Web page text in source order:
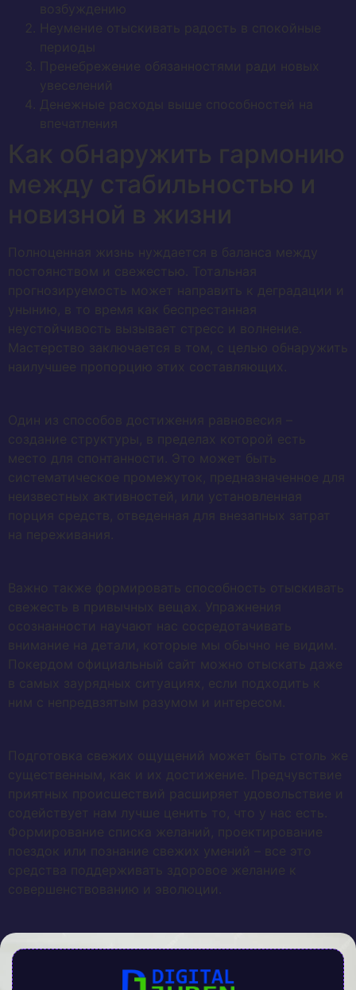
возбуждению
Неумение отыскивать радость в спокойные
периоды
Пренебрежение обязанностями ради новых
увеселений
Денежные расходы выше способностей на
впечатления
Как обнаружить гармонию
между стабильностью и
новизной в жизни
Полноценная жизнь нуждается в баланса между
постоянством и свежестью. Тотальная
прогнозируемость может направить к деградации и
унынию, в то время как беспрестанная
неустойчивость вызывает стресс и волнение.
Мастерство заключается в том, с целью обнаружить
наилучшее пропорцию этих составляющих.
Один из способов достижения равновесия –
создание структуры, в пределах которой есть
место для спонтанности. Это может быть
систематическое промежуток, предназначенное для
неизвестных активностей, или установленная
порция средств, отведенная для внезапных затрат
на переживания.
Важно также формировать способность отыскивать
свежесть в привычных вещах. Упражнения
осознанности научают нас сосредотачивать
внимание на детали, которые мы обычно не видим.
Покердом официальный сайт можно отыскать даже
в самых заурядных ситуациях, если подходить к
ним с непредвзятым разумом и интересом.
Подготовка свежих ощущений может быть столь же
существенным, как и их достижение. Предчувствие
приятных происшествий расширяет удовольствие и
содействует нам лучше ценить то, что у нас есть.
Формирование списка желаний, проектирование
поездок или познание свежих умений – все это
средства поддерживать здоровое желание к
совершенствованию и эволюции.